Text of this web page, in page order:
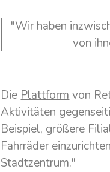
"Wir haben
von
Die Plattform von
Aktivitäten
Beispiel, größere
Fahrräder
Stadtzentrum."